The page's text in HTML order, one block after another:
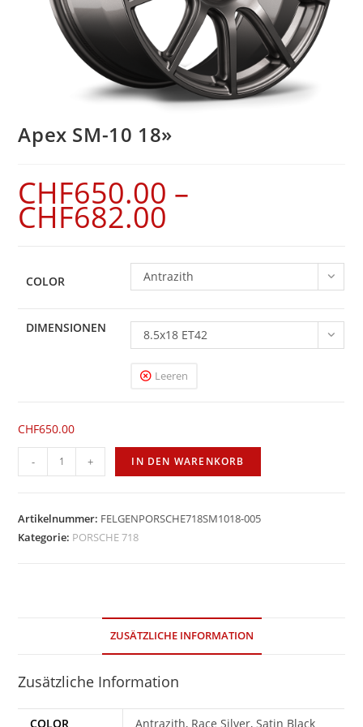
Apex SM-10 18»
CHF650.00 –
CHF682.00
COLOR Antrazith
DIMENSIONEN 8.5x18 ET42
Leeren
CHF650.00
SM-
18''
Menge
- + IN DEN WARENKORB
Artikelnummer: FELGENPORSCHE718SM1018-005
Kategorie: PORSCHE 718
ZUSÄTZLICHE INFORMATION
Zusätzliche Information
COLOR Antrazith, Race Silver, Satin Black